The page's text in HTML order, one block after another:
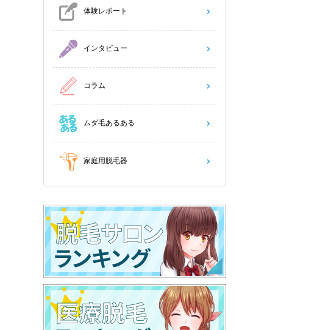
体験レポート
インタビュー
コラム
ムダ毛あるある
家庭用脱毛器